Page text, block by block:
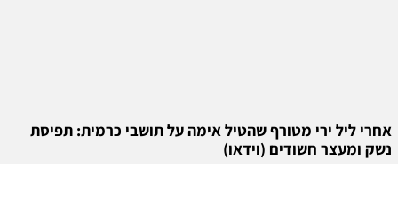
אחרי ליל ירי מטורף שהטיל אימה על תושבי כרמית: תפיסת
נשק ומעצר חשודים (וידאו)